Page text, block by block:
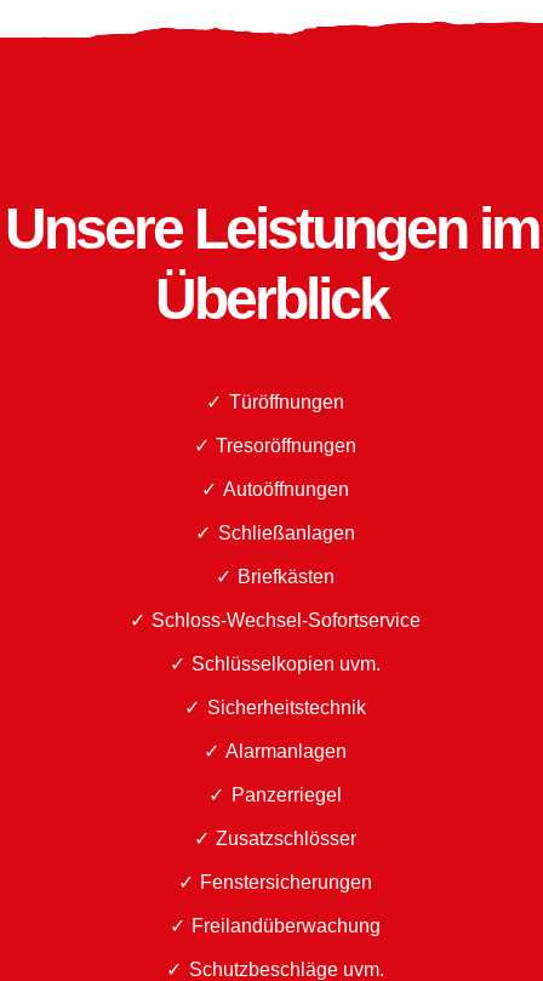
Unsere Leistungen im
Überblick
Türöffnungen
Tresoröffnungen
Autoöffnungen
Schließanlagen
Briefkästen
Schloss-Wechsel-Sofortservice
Schlüsselkopien uvm.
Sicherheitstechnik
Alarmanlagen
Panzerriegel
Zusatzschlösser
Fenstersicherungen
Freilandüberwachung
Schutzbeschläge uvm.